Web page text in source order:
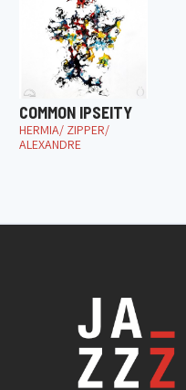
COMMON IPSEITY
HERMIA/ ZIPPER/
ALEXANDRE